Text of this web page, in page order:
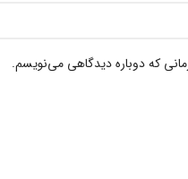
که دوباره دیدگاهی می‌نویسم.